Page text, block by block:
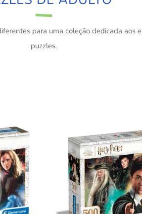
para uma coleção dedicada aos
puzzles.